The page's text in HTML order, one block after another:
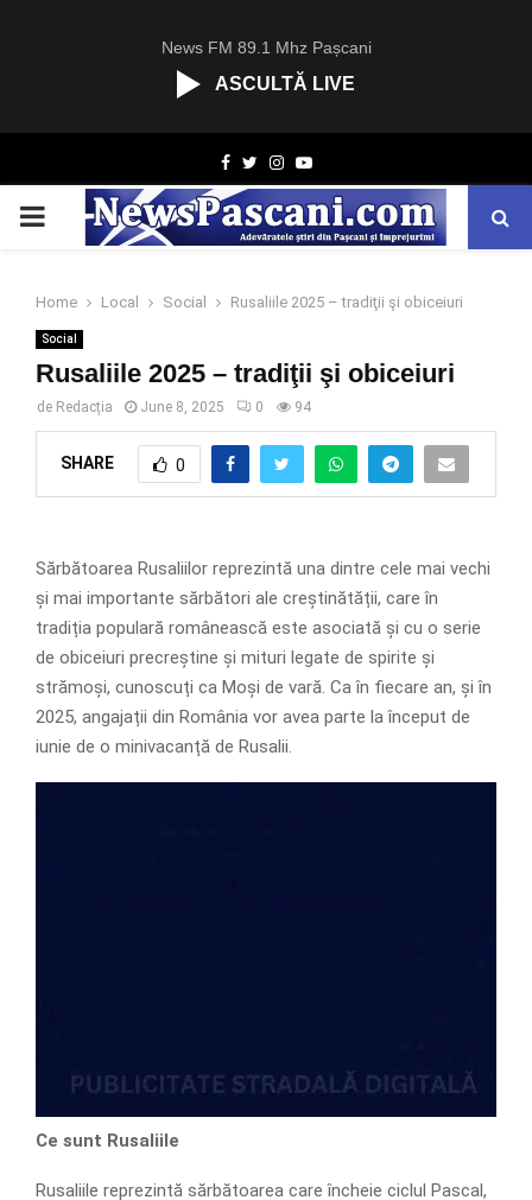
News FM 89.1 Mhz Pașcani
ASCULTĂ LIVE
Facebook
TwitterInstagram
Youtube
PRIMARY
Home Local Social Rusaliile 2025 – tradiţii şi obiceiuri
Social
Rusaliile 2025 – tradiţii şi obiceiuri
de Redacția June 8, 2025 0 94
SHARE 0
Sărbătoarea Rusaliilor reprezintă una dintre cele mai vechi
și mai importante sărbători ale creștinătății, care în
tradiția populară românească este asociată și cu o serie
de obiceiuri precreștine și mituri legate de spirite și
strămoși, cunoscuți ca Moși de vară. Ca în fiecare an, și în
2025, angajații din România vor avea parte la început de
iunie de o minivacanță de Rusalii.
Ce sunt Rusaliile
Rusaliile reprezintă sărbătoarea care încheie ciclul Pascal,